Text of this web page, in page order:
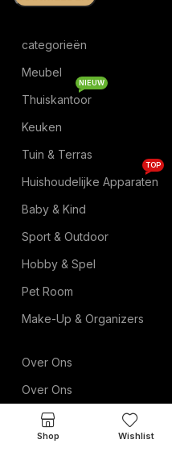
categorieën
Meubel
Thuiskantoor
NIEUW
Keuken
Tuin & Terras
Huishoudelijke Apparaten
TOP
Baby & Kind
Sport & Outdoor
Hobby & Spel
Pet Room
Make-Up & Organizers
Over Ons
Over Ons
Contact
Cookiebeleid
Shop Wishlist